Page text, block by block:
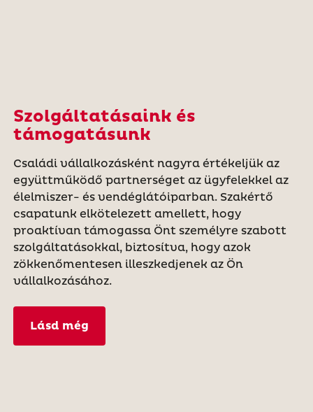
Szolgáltatásaink és
támogatásunk
Családi vállalkozásként nagyra értékeljük az
együttműködő partnerséget az ügyfelekkel az
élelmiszer- és vendéglátóiparban. Szakértő
csapatunk elkötelezett amellett, hogy
proaktívan támogassa Önt személyre szabott
szolgáltatásokkal, biztosítva, hogy azok
zökkenőmentesen illeszkedjenek az Ön
vállalkozásához.
Lásd még